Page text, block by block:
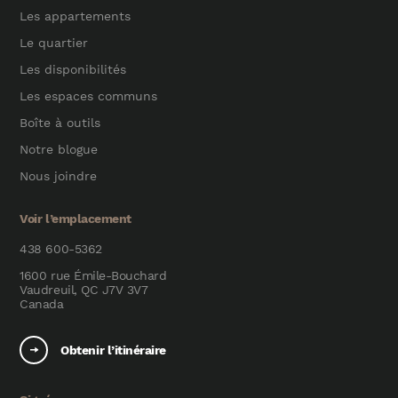
Les appartements
Le quartier
Les disponibilités
Les espaces communs
Boîte à outils
Notre blogue
Nous joindre
Voir l’emplacement
438 600-5362
1600 rue Émile-Bouchard
Vaudreuil, QC J7V 3V7
Canada
Obtenir l’itinéraire